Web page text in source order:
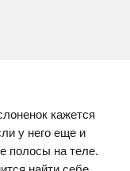
кажется
у него еще и
полосы на теле.